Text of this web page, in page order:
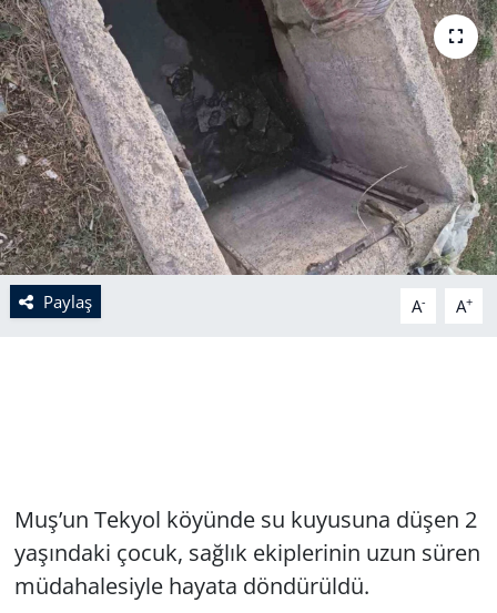
Paylaş A- A+
Muş’un Tekyol köyünde su kuyusuna düşen 2
yaşındaki çocuk, sağlık ekiplerinin uzun süren
müdahalesiyle hayata döndürüldü.